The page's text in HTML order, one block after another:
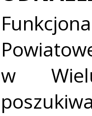
w